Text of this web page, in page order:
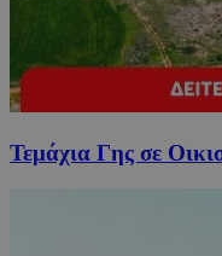
Τεμάχια Γης σε